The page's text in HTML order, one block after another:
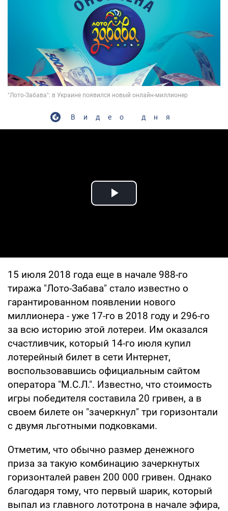
Видео дня
Play Video
15 июля 2018 года еще в начале 988-го
тиража "Лото-Забава" стало известно о
гарантированном появлении нового
миллионера - уже 17-го в 2018 году и 296-го
за всю историю этой лотереи. Им оказался
счастливчик, который 14-го июля купил
лотерейный билет в сети Интернет,
воспользовавшись официальным сайтом
оператора "М.С.Л.". Известно, что стоимость
игры победителя составила 20 гривен, а в
своем билете он "зачеркнул" три горизонтали
с двумя льготными подковками.
Отметим, что обычно размер денежного
приза за такую ​​комбинацию зачеркнутых
горизонталей равен 200 000 гривен. Однако
благодаря тому, что первый шарик, который
выпал из главного лототрона в начале эфира,